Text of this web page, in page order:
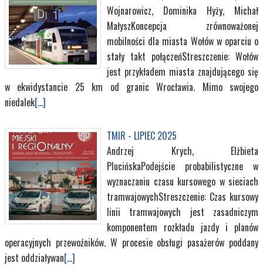
Wojnarowicz, Dominika Hyży, Michał
MałyszKoncepcja zrównoważonej
mobilności dla miasta Wołów w oparciu o
stały takt połączeńStreszczenie: Wołów
jest przykładem miasta znajdującego się
w ekwidystancie 25 km od granic Wrocławia. Mimo swojego
niedalek[...]
TMIR - LIPIEC 2025
Andrzej Krych, Elżbieta
PlucińskaPodejście probabilistyczne w
wyznaczaniu czasu kursowego w sieciach
tramwajowychStreszczenie: Czas kursowy
linii tramwajowych jest zasadniczym
komponentem rozkładu jazdy i planów
operacyjnych przewoźników. W procesie obsługi pasażerów poddany
jest oddziaływan[...]